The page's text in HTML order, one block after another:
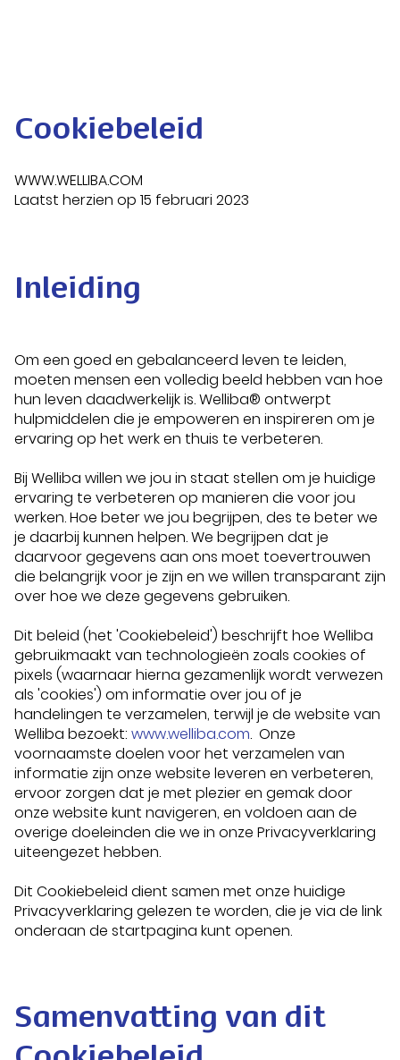
Cookiebeleid
WWW.WELLIBA.COM
Laatst herzien op 15 februari 2023
Inleiding
Om een goed en gebalanceerd leven te leiden,
moeten mensen een volledig beeld hebben van hoe
hun leven daadwerkelijk is. Welliba® ontwerpt
hulpmiddelen die je empoweren en inspireren om je
ervaring op het werk en thuis te verbeteren.
Bij Welliba willen we jou in staat stellen om je huidige
ervaring te verbeteren op manieren die voor jou
werken. Hoe beter we jou begrijpen, des te beter we
je daarbij kunnen helpen. We begrijpen dat je
daarvoor gegevens aan ons moet toevertrouwen
die belangrijk voor je zijn en we willen transparant zijn
over hoe we deze gegevens gebruiken.
Dit beleid (het 'Cookiebeleid') beschrijft hoe Welliba
gebruikmaakt van technologieën zoals cookies of
pixels (waarnaar hierna gezamenlijk wordt verwezen
als 'cookies') om informatie over jou of je
handelingen te verzamelen, terwijl je de website van
Welliba bezoekt: www.welliba.com. Onze
voornaamste doelen voor het verzamelen van
informatie zijn onze website leveren en verbeteren,
ervoor zorgen dat je met plezier en gemak door
onze website kunt navigeren, en voldoen aan de
overige doeleinden die we in onze Privacyverklaring
uiteengezet hebben.
Dit Cookiebeleid dient samen met onze huidige
Privacyverklaring gelezen te worden, die je via de link
onderaan de startpagina kunt openen.
Samenvatting van dit